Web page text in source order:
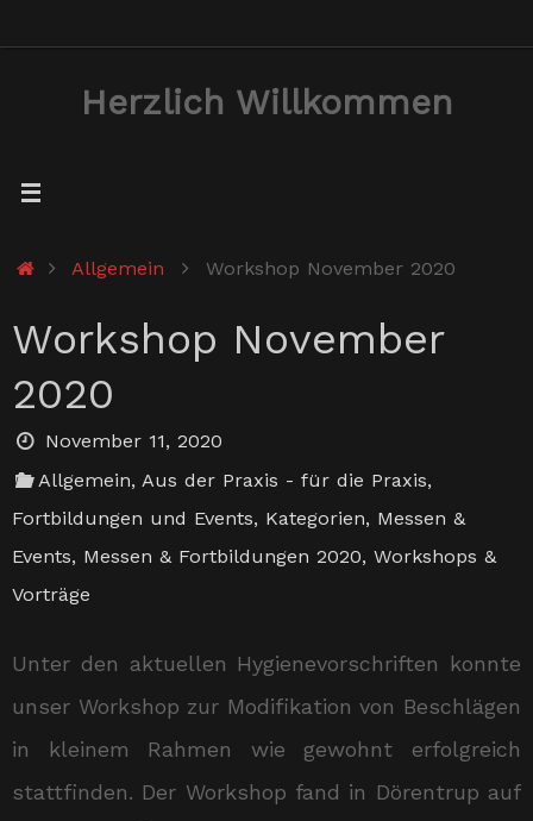
Herzlich Willkommen
StartAllgemein Workshop November 2020
Workshop November
2020
November 11, 2020
Allgemein,Aus der Praxis - für die Praxis,
Fortbildungen und Events, Kategorien, Messen &
Events, Messen & Fortbildungen 2020, Workshops &
Vorträge
Unter den aktuellen Hygienevorschriften konnte
unser Workshop zur Modifikation von Beschlägen
in kleinem Rahmen wie gewohnt erfolgreich
stattfinden. Der Workshop fand in Dörentrup auf